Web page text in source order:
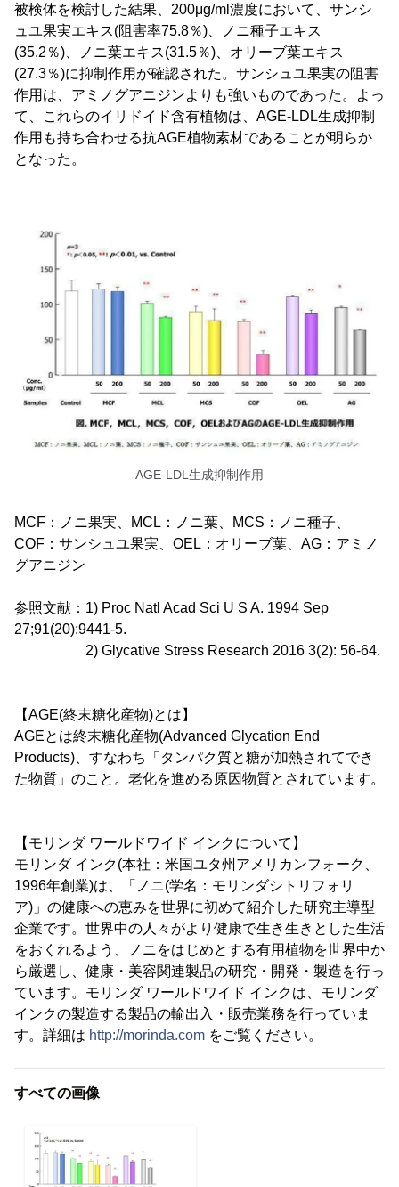
被検体を検討した結果、200μg/ml濃度において、サンシ
ュユ果実エキス(阻害率75.8％)、ノニ種子エキス
(35.2％)、ノニ葉エキス(31.5％)、オリーブ葉エキス
(27.3％)に抑制作用が確認された。サンシュユ果実の阻害
作用は、アミノグアニジンよりも強いものであった。よっ
て、これらのイリドイド含有植物は、AGE-LDL生成抑制
作用も持ち合わせる抗AGE植物素材であることが明らか
となった。
AGE-LDL生成抑制作用
MCF：ノニ果実、MCL：ノニ葉、MCS：ノニ種子、
COF：サンシュユ果実、OEL：オリーブ葉、AG：アミノ
グアニジン
参照文献：1) Proc Natl Acad Sci U S A. 1994 Sep
27;91(20):9441-5.
2) Glycative Stress Research 2016 3(2): 56-64.
【AGE(終末糖化産物)とは】
AGEとは終末糖化産物(Advanced Glycation End
Products)、すなわち「タンパク質と糖が加熱されてでき
た物質」のこと。老化を進める原因物質とされています。
【モリンダ ワールドワイド インクについて】
モリンダ インク(本社：米国ユタ州アメリカンフォーク、
1996年創業)は、「ノニ(学名：モリンダシトリフォリ
ア)」の健康への恵みを世界に初めて紹介した研究主導型
企業です。世界中の人々がより健康で生き生きとした生活
をおくれるよう、ノニをはじめとする有用植物を世界中か
ら厳選し、健康・美容関連製品の研究・開発・製造を行っ
ています。モリンダ ワールドワイド インクは、モリンダ
インクの製造する製品の輸出入・販売業務を行っていま
す。詳細は http://morinda.com をご覧ください。
すべての画像